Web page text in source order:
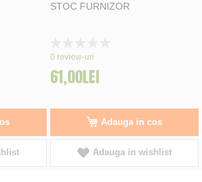
STOC FURNIZOR
0%
0 review-uri
61,00LEI
Adauga in cos
Adauga in wishlist